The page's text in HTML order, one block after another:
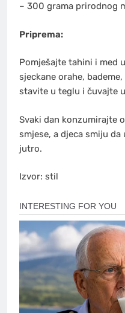
– 300 grama prirodnog
Priprema:
Pomješajte tahini i med
sjeckane orahe,
stavite u teglu i čuvajte
Svaki dan konzumirajte
smjese, a djeca smiju da
jutro.
Izvor: stil